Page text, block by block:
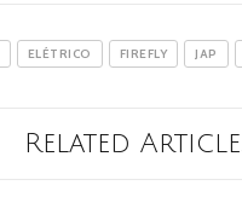
ELÉTRICO FIREFLY JAP
Related